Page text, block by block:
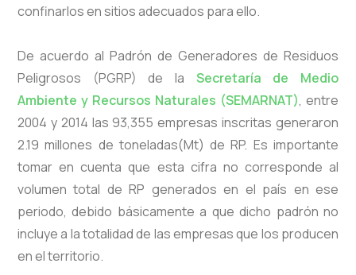
confinarlos en sitios adecuados para ello.
De acuerdo al Padrón de Generadores de Residuos
Peligrosos (PGRP) de la Secretaría de Medio
Ambiente y Recursos Naturales (SEMARNAT), entre
2004 y 2014 las 93,355 empresas inscritas generaron
2.19 millones de toneladas(Mt) de RP. Es importante
tomar en cuenta que esta cifra no corresponde al
volumen total de RP generados en el país en ese
periodo, debido básicamente a que dicho padrón no
incluye a la totalidad de las empresas que los producen
en el territorio.